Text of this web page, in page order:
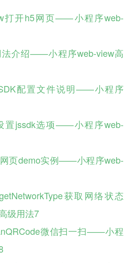
打开h5网页——小程序web-
法介绍——小程序web-view高
配置文件说明——小程序
置jssdk选项——小程序web-
页demo实例——小程序web-
获取网络状态
级用法7
微信扫一扫——小程